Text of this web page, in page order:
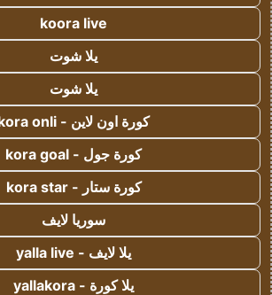
koora live
يلا شوت
يلا شوت
كورة اون لاين - kora onli
كورة جول - kora goal
كورة ستار - kora star
سوريا لايف
يلا لايف - yalla live
يلا كورة - yallakora